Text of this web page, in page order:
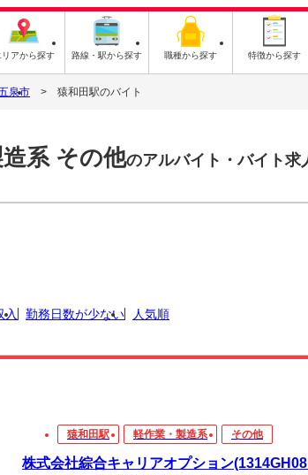
リアから探す 路線・駅から探す 職種から探す 特徴から探す
泉市 猿和田駅のバイト
系 その他のアルバイト・バイト求
入 勤務日数が少ない 人気順
猿和田駅 軽作業・製造系 その他
株式会社綜合キャリアオプション